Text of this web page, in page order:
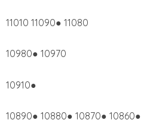
11010 11090● 11080
10980● 10970
10910●
10890● 10880● 10870● 10860●